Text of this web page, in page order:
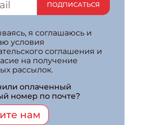
ПОДПИСАТЬСЯ
я соглашаюсь и
условия
соглашения и
на получение
рассылок.
оплаченный
номер по почте?
нам